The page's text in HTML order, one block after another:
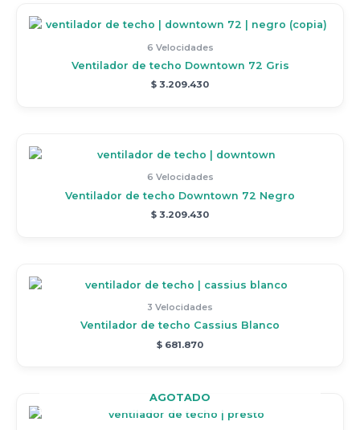
6 Velocidades
Ventilador de techo Downtown 72 Gris
$ 3.209.430
6 Velocidades
Ventilador de techo Downtown 72 Negro
$ 3.209.430
3 Velocidades
Ventilador de techo Cassius Blanco
$ 681.870
AGOTADO